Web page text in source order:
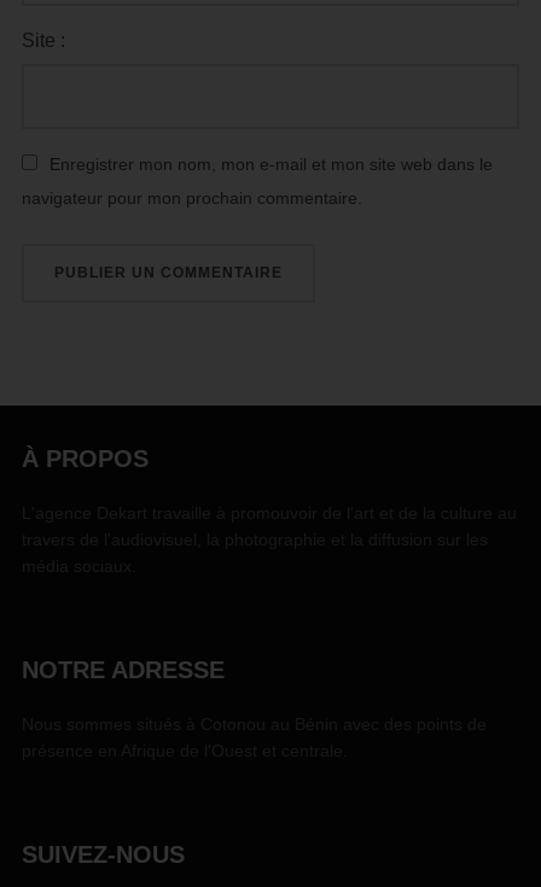
Site :
Enregistrer mon nom, mon e-mail et mon site web dans le
navigateur pour mon prochain commentaire.
À PROPOS
NOTRE ADRESSE
SUIVEZ-NOUS